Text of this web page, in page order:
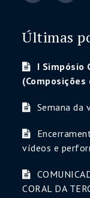
Últimas
I Simpósio
(Composições
Semana da
vídeos e
CORAL DA